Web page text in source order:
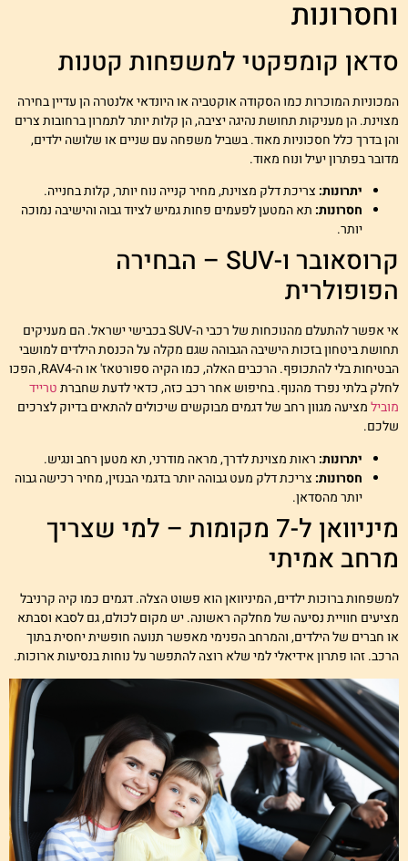
קומפקטי למשפחות קטנות
המוכרות כמו הסקודה אוקטביה או היונדאי אלנטרה הן עדיין בחירה
הן מעניקות תחושת נהיגה יציבה, הן קלות יותר לתמרון ברחובות צרים
בדרך כלל חסכוניות מאוד. בשביל משפחה עם שניים או שלושה ילדים,
בפתרון יעיל ונוח מאוד.
יתרונות:צריכת דלק מצוינת, מחיר קנייה נוח יותר, קלות בחנייה.
חסרונות:תא המטען לפעמים פחות גמיש לציוד גבוה והישיבה נמוכה
יותר.
קרוסאובר ו-SUV – הבחירה
אי אפשר להתעלם מהנוכחות של רכבי ה-SUV בכבישי ישראל. הם מעניקים
ביטחון בזכות הישיבה הגבוהה שגם מקלה על הכנסת הילדים למושבי
הבטיחות בלי להתכופף. הרכבים האלה, כמו הקיה ספורטאז' או ה-RAV4, הפכו
בלתי נפרד מהנוף. בחיפוש אחר רכב כזה, כדאי לדעת שחברתטרייד
מציעה מגוון רחב של דגמים מבוקשים שיכולים להתאים בדיוק לצרכים
יתרונות:ראות מצוינת לדרך, מראה מודרני, תא מטען רחב ונגיש.
חסרונות:צריכת דלק מעט גבוהה יותר בדגמי הבנזין, מחיר רכישה גבוה
יותר מהסדאן.
מיניוואן ל-7 מקומות – למי שצריך
אמיתי
ברוכות ילדים, המיניוואן הוא פשוט הצלה. דגמים כמו קיה קרניבל
חוויית נסיעה של מחלקה ראשונה. יש מקום לכולם, גם לסבא וסבתא
חברים של הילדים, והמרחב הפנימי מאפשר תנועה חופשית יחסית בתוך
זהו פתרון אידיאלי למי שלא רוצה להתפשר על נוחות בנסיעות ארוכות.